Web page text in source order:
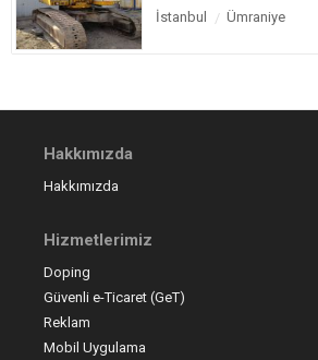
İstanbul Ümraniye
Hakkımızda
Hakkımızda
Hizmetlerimiz
Doping
Güvenli e-Ticaret (GeT)
Reklam
Mobil Uygulama